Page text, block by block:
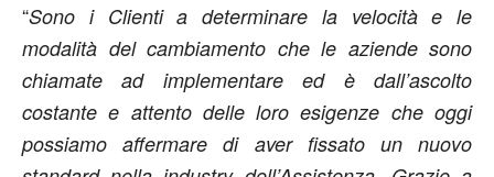
“Sono i Clienti a determinare la velocità e le
modalità del cambiamento che le aziende sono
chiamate ad implementare ed è dall’ascolto
costante e attento delle loro esigenze che oggi
possiamo affermare di aver fissato un nuovo